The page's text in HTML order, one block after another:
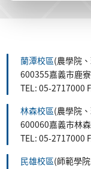
蘭潭校區(農學院
600355嘉義市鹿
TEL: 05-2717000
林森校區(農學院
600060嘉義市林
TEL: 05-2717000
民雄校區(師範學